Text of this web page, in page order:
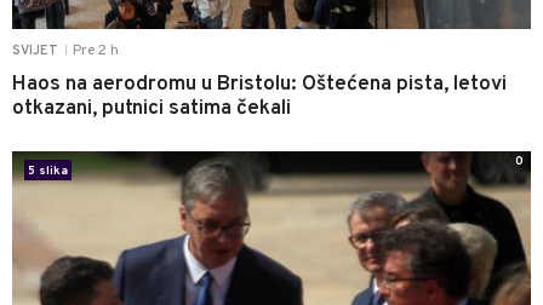
SVIJET Pre 2 h
Haos na aerodromu u Bristolu: Oštećena pista, letovi
otkazani, putnici satima čekali
5 slika
0